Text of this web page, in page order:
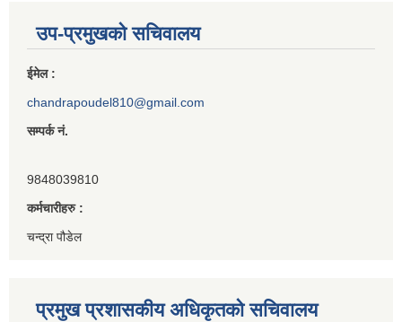
उप-प्रमुखको सचिवालय
ईमेल :
chandrapoudel810@gmail.com
सम्पर्क नं.
9848039810
कर्मचारीहरु :
चन्द्रा पौडेल
प्रमुख प्रशासकीय अधिकृतको सचिवालय